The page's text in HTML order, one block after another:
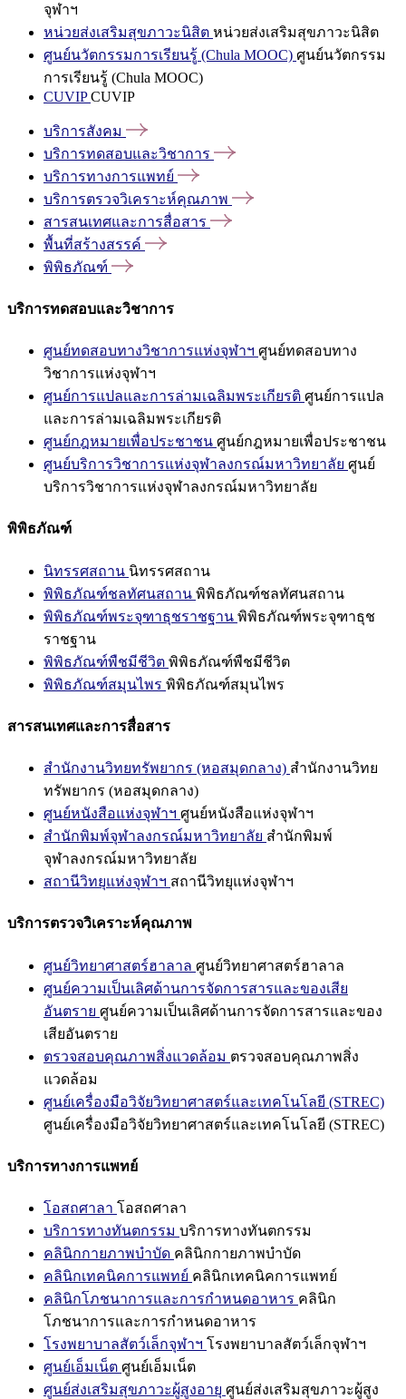
จุฬาฯ
หน่วยส่งเสริมสุขภาวะนิสิต หน่วยส่งเสริมสุขภาวะนิสิต
ศูนย์นวัตกรรมการเรียนรู้ (Chula MOOC) ศูนย์นวัตกรรม
การเรียนรู้ (Chula MOOC)
CUVIPCUVIP
บริการสังคม
บริการทดสอบและวิชาการ
บริการทางการแพทย์
บริการตรวจวิเคราะห์คุณภาพ
สารสนเทศและการสื่อสาร
พื้นที่สร้างสรรค์
พิพิธภัณฑ์
บริการทดสอบและวิชาการ
ศูนย์ทดสอบทางวิชาการแห่งจุฬาฯ ศูนย์ทดสอบทาง
วิชาการแห่งจุฬาฯ
ศูนย์การแปลและการล่ามเฉลิมพระเกียรติ ศูนย์การแปล
และการล่ามเฉลิมพระเกียรติ
ศูนย์กฎหมายเพื่อประชาชน ศูนย์กฎหมายเพื่อประชาชน
ศูนย์บริการวิชาการแห่งจุฬาลงกรณ์มหาวิทยาลัย ศูนย์
บริการวิชาการแห่งจุฬาลงกรณ์มหาวิทยาลัย
พิพิธภัณฑ์
นิทรรศสถาน นิทรรศสถาน
พิพิธภัณฑ์ชลทัศนสถาน พิพิธภัณฑ์ชลทัศนสถาน
พิพิธภัณฑ์พระจุฑาธุชราชฐาน พิพิธภัณฑ์พระจุฑาธุช
ราชฐาน
พิพิธภัณฑ์พืชมีชีวิต พิพิธภัณฑ์พืชมีชีวิต
พิพิธภัณฑ์สมุนไพร พิพิธภัณฑ์สมุนไพร
สารสนเทศและการสื่อสาร
สำนักงานวิทยทรัพยากร (หอสมุดกลาง) สำนักงานวิทย
ทรัพยากร (หอสมุดกลาง)
ศูนย์หนังสือแห่งจุฬาฯ ศูนย์หนังสือแห่งจุฬาฯ
สำนักพิมพ์จุฬาลงกรณ์มหาวิทยาลัย สำนักพิมพ์
จุฬาลงกรณ์มหาวิทยาลัย
สถานีวิทยุแห่งจุฬาฯ สถานีวิทยุแห่งจุฬาฯ
บริการตรวจวิเคราะห์คุณภาพ
ศูนย์วิทยาศาสตร์ฮาลาล ศูนย์วิทยาศาสตร์ฮาลาล
ศูนย์ความเป็นเลิศด้านการจัดการสารและของเสีย
อันตราย ศูนย์ความเป็นเลิศด้านการจัดการสารและของ
เสียอันตราย
ตรวจสอบคุณภาพสิ่งแวดล้อม ตรวจสอบคุณภาพสิ่ง
แวดล้อม
ศูนย์เครื่องมือวิจัยวิทยาศาสตร์และเทคโนโลยี (STREC)
ศูนย์เครื่องมือวิจัยวิทยาศาสตร์และเทคโนโลยี (STREC)
บริการทางการแพทย์
โอสถศาลา โอสถศาลา
บริการทางทันตกรรม บริการทางทันตกรรม
คลินิกกายภาพบำบัด คลินิกกายภาพบำบัด
คลินิกเทคนิคการแพทย์ คลินิกเทคนิคการแพทย์
คลินิกโภชนาการและการกำหนดอาหาร คลินิก
โภชนาการและการกำหนดอาหาร
โรงพยาบาลสัตว์เล็กจุฬาฯ โรงพยาบาลสัตว์เล็กจุฬาฯ
ศูนย์เอ็มเน็ต ศูนย์เอ็มเน็ต
ศูนย์ส่งเสริมสุขภาวะผู้สูงอายุ ศูนย์ส่งเสริมสุขภาวะผู้สูง